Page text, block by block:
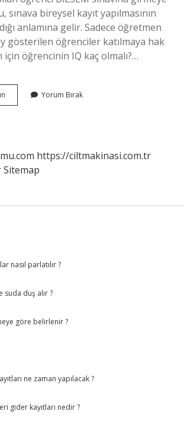
sınava bireysel kayıt yapılmasının
anlamına gelir. Sadece öğretmen
gösterilen öğrenciler katılmaya hak
için öğrencinin IQ kaç olmalı?…
Öğrencileri
Yorum Bırak
https://ciltmakinasi.com.tr
Sitemap
nasıl parlatılır ?
suda duş alır ?
göre belirlenir ?
ne zaman yapılacak ?
gider kayıtları nedir ?